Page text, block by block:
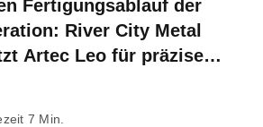
Fertigungsablauf der
River City Metal
Artec Leo für präzise
7 Min.